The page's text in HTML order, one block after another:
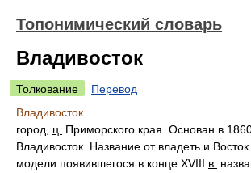
Топонимический словарь
Владивосток
Толкование
Перевод
Владивосток
город, ц. Приморского края. Основан в
Владивосток. Название от владеть и
модели появившегося в конце XVIII в.